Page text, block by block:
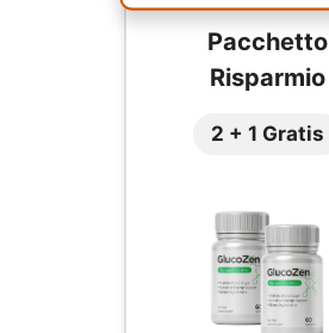
Pacchetto
Risparmio
2 + 1 Gratis